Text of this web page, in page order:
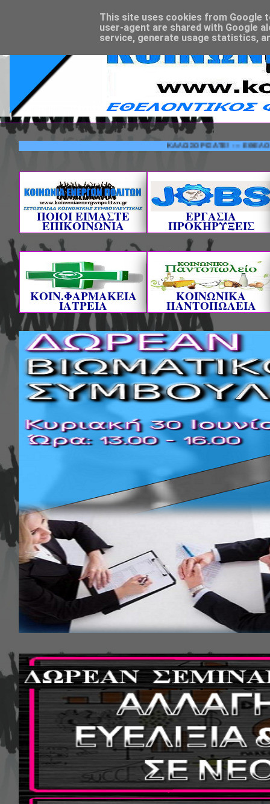
ΚΑΛΩΣΟΡΙΣΑΤΕ! ---
ΠΟΙΟΙ ΕΙΜΑΣΤΕ
ΕΠΙΚΟΙΝΩΝΙΑ
ΕΡΓΑΣΙΑ
ΠΡΟΚΗΡΥΞΕΙΣ
ΚΟΙΝ.ΦΑΡΜΑΚΕΙΑ
ΙΑΤΡΕΙΑ
ΚΟΙΝΩΝΙΚΑ
ΠΑΝΤΟΠΩΛΕΙΑ
This site uses cookies from Google
user-agent are shared with Google
service, generate usage statistics,